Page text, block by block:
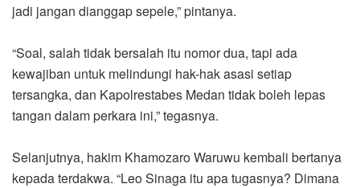
jadi jangan dianggap sepele,” pintanya.
“Soal, salah tidak bersalah itu nomor dua, tapi ada
kewajiban untuk melindungi hak-hak asasi setiap
tersangka, dan Kapolrestabes Medan tidak boleh lepas
tangan dalam perkara ini,” tegasnya.
Selanjutnya, hakim Khamozaro Waruwu kembali bertanya
kepada terdakwa. “Leo Sinaga itu apa tugasnya? Dimana